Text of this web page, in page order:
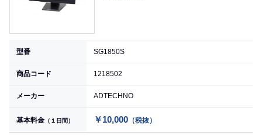
型番 SG1850S
商品コード 1218502
メーカー ADTECHNO
基本料金 （１日間） ￥10,000 （税抜）